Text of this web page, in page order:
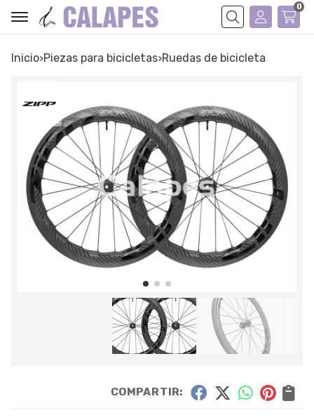
Buscar
0
Inicio piezas para bicicletas ruedas de bicicleta
COMPARTIR: